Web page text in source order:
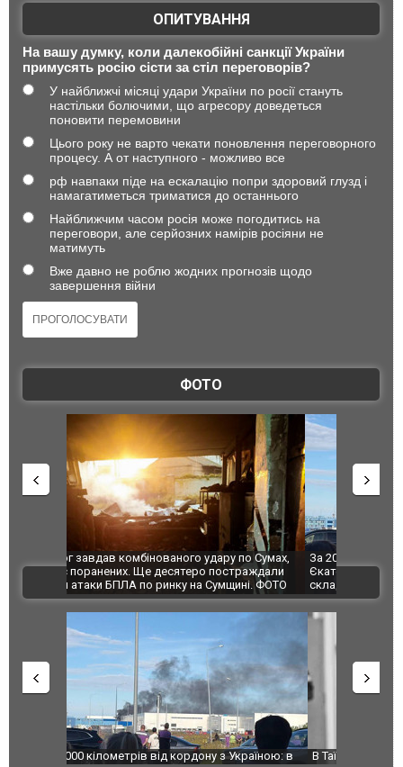
ОПИТУВАННЯ
На вашу думку, коли далекобійні санкції України
примусять росію сісти за стіл переговорів?
У найближчі місяці удари України по росії стануть
настільки болючими, що агресору доведеться
поновити перемовини
Цього року не варто чекати поновлення переговорного
процесу. А от наступного - можливо все
рф навпаки піде на ескалацію попри здоровий глузд і
намагатиметься триматися до останнього
Найближчим часом росія може погодитись на
переговори, але серйозних намірів росіяни не
матимуть
Вже давно не роблю жодних прогнозів щодо
завершення війни
ФОТО
За 2000 кілометрів від кордону з Україною: в
Єкатеринбурзі після атаки дронів загорівся
склад Wildberries. ФОТО. ВІДЕО
"Мої
ВІДЕО
В Таїланді футболіст загинув від удару